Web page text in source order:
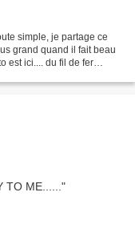
simple, je partage ce
grand quand il fait beau
est ici.... du fil de fer